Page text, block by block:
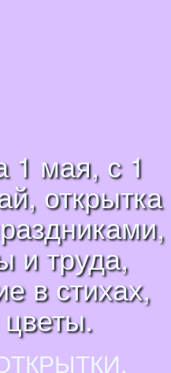
1 мая, с 1
открытка
и труда,
в стихах,